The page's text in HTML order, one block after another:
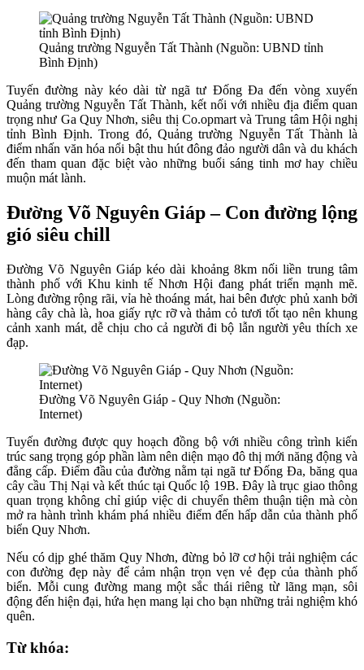
Quảng trường Nguyễn Tất Thành (Nguồn: UBND tỉnh
Bình Định)
Tuyến đường này kéo dài từ ngã tư Đống Đa đến vòng xuyến
Quảng trường Nguyễn Tất Thành, kết nối với nhiều địa điểm quan
trọng như Ga Quy Nhơn, siêu thị Co.opmart và Trung tâm Hội nghị
tỉnh Bình Định. Trong đó, Quảng trường Nguyễn Tất Thành là
điểm nhấn văn hóa nổi bật thu hút đông đảo người dân và du khách
đến tham quan đặc biệt vào những buổi sáng tinh mơ hay chiều
muộn mát lành.
Đường Võ Nguyên Giáp – Con đường lộng
gió siêu chill
Đường Võ Nguyên Giáp kéo dài khoảng 8km nối liền trung tâm
thành phố với Khu kinh tế Nhơn Hội đang phát triển mạnh mẽ.
Lòng đường rộng rãi, vỉa hè thoáng mát, hai bên được phủ xanh bởi
hàng cây chà là, hoa giấy rực rỡ và thảm cỏ tươi tốt tạo nên khung
cảnh xanh mát, dễ chịu cho cả người đi bộ lẫn người yêu thích xe
đạp.
Đường Võ Nguyên Giáp - Quy Nhơn (Nguồn:
Internet)
Tuyến đường được quy hoạch đồng bộ với nhiều công trình kiến
trúc sang trọng góp phần làm nên diện mạo đô thị mới năng động và
đẳng cấp. Điểm đầu của đường nằm tại ngã tư Đống Đa, băng qua
cây cầu Thị Nại và kết thúc tại Quốc lộ 19B. Đây là trục giao thông
quan trọng không chỉ giúp việc di chuyển thêm thuận tiện mà còn
mở ra hành trình khám phá nhiều điểm đến hấp dẫn của thành phố
biển Quy Nhơn.
Nếu có dịp ghé thăm Quy Nhơn, đừng bỏ lỡ cơ hội trải nghiệm các
con đường đẹp này để cảm nhận trọn vẹn vẻ đẹp của thành phố
biển. Mỗi cung đường mang một sắc thái riêng từ lãng mạn, sôi
động đến hiện đại, hứa hẹn mang lại cho bạn những trải nghiệm khó
quên.
Từ khóa: